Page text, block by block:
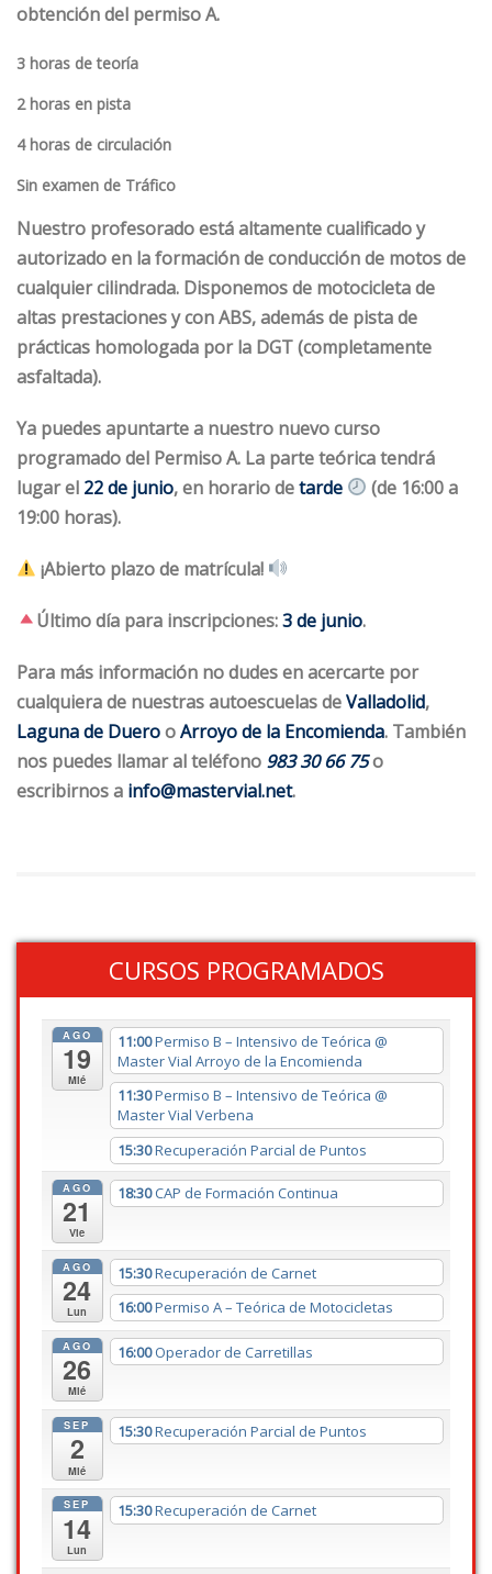
obtención del permiso A.
Sin examen de Tráfico
Nuestro profesorado está altamente cualificado y
autorizado en la formación de conducción de motos de
cualquier cilindrada. Disponemos de motocicleta de
altas prestaciones y con ABS, además de pista de
prácticas homologada por la DGT (completamente
asfaltada).
Ya puedes apuntarte a nuestro nuevocurso
programado del Permiso A. La parteteórica tendrá
lugar el 22 de junio, en horario detarde
(de 16:00 a
19:00 horas).
¡Abierto plazo de matrícula!
Último día para inscripciones:3 de junio.
Para más información no dudes en acercarte por
cualquiera de nuestras autoescuelas deValladolid,
Laguna de DuerooArroyo de la Encomienda. También
nos puedes llamar al teléfono 983 30 66 75o
escribirnos a info@mastervial.net.
CURSOS PROGRAMADOS
AGO
19
Mié
11:00Permiso B – Intensivo de Teórica @
Master Vial Arroyo de la Encomienda
11:30Permiso B – Intensivo de Teórica @
Master Vial Verbena
15:30Recuperación Parcial de Puntos
AGO
21
Vie
18:30CAP de Formación Continua
AGO
24
Lun
15:30Recuperación de Carnet
16:00Permiso A – Teórica de Motocicletas
AGO
26
Mié
16:00Operador de Carretillas
SEP
2
Mié
15:30Recuperación Parcial de Puntos
SEP
14
Lun
15:30Recuperación de Carnet